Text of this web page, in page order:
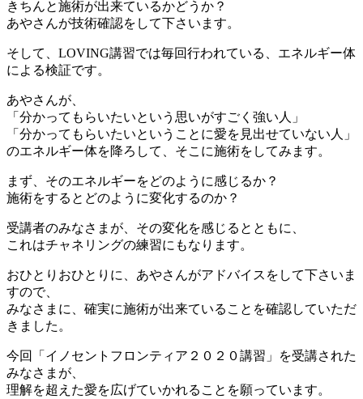
きちんと施術が出来ているかどうか？
あやさんが技術確認をして下さいます。
そして、LOVING講習では毎回行われている、エネルギー体
による検証です。
あやさんが、
「分かってもらいたいという思いがすごく強い人」
「分かってもらいたいということに愛を見出せていない人」
のエネルギー体を降ろして、そこに施術をしてみます。
まず、そのエネルギーをどのように感じるか？
施術をするとどのように変化するのか？
受講者のみなさまが、その変化を感じるとともに、
これはチャネリングの練習にもなります。
おひとりおひとりに、あやさんがアドバイスをして下さいま
すので、
みなさまに、確実に施術が出来ていることを確認していただ
きました。
今回「イノセントフロンティア２０２０講習」を受講された
みなさまが、
理解を超えた愛を広げていかれることを願っています。